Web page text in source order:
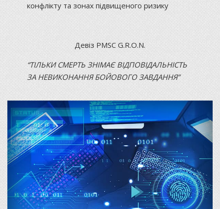
конфлікту та зонах підвищеного ризику
Девіз PMSC G.R.O.N.
“ТІЛЬКИ СМЕРТЬ ЗНІМАЄ ВІДПОВІДАЛЬНІСТЬ
ЗА НЕВИКОНАННЯ БОЙОВОГО ЗАВДАННЯ”